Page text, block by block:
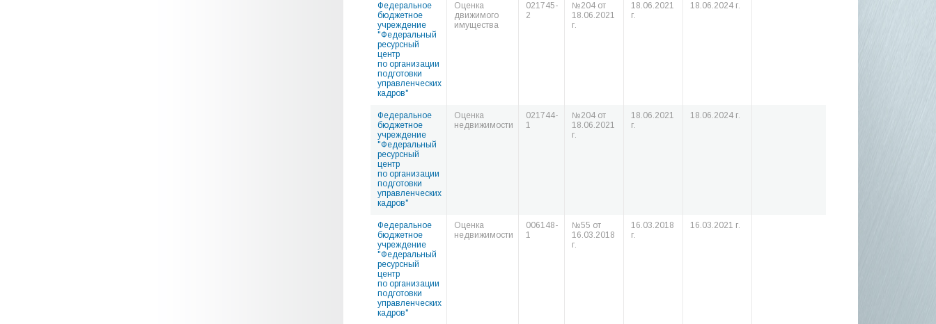
Федеральное
бюджетное
учреждение
"Федеральный
ресурсный
центр
по организации
подготовки
управленческих
кадров"
Оценка
движимого
имущества
021745-
2
№204 от
18.06.2021
г.
18.06.2021
г.
18.06.2024 г.
Федеральное
бюджетное
учреждение
"Федеральный
ресурсный
центр
по организации
подготовки
управленческих
кадров"
Оценка
недвижимости
021744-
1
№204 от
18.06.2021
г.
18.06.2021
г.
18.06.2024 г.
Федеральное
бюджетное
учреждение
"Федеральный
ресурсный
центр
по организации
подготовки
управленческих
кадров"
Оценка
недвижимости
006148-
1
№55 от
16.03.2018
г.
16.03.2018
г.
16.03.2021 г.